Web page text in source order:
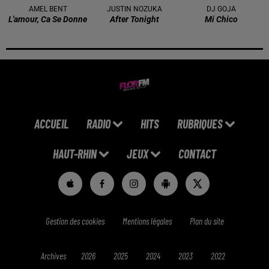
AMEL BENT
L'amour, Ca Se Donne
JUSTIN NOZUKA
After Tonight
DJ GOJA
Mi Chico
ACCUEIL RADIO HITS RUBRIQUES
HAUT-RHIN JEUX CONTACT
Gestion des cookies Mentions légales Plan du site
Archives 2026 2025 2024 2023 2022